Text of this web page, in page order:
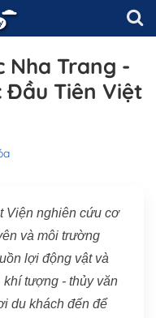
Nha Trang -
Đầu Tiên Việt
Viện nghiên cứu cơ
và môi trường
lợi động vật và
tượng - thủy văn
du khách đến để